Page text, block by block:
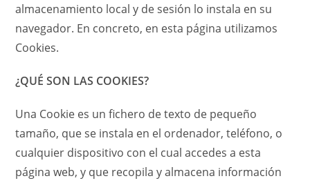
almacenamiento local y de sesión lo instala en su
navegador. En concreto, en esta página utilizamos
Cookies.
¿QUÉ SON LAS COOKIES?
Una Cookie es un fichero de texto de pequeño
tamaño, que se instala en el ordenador, teléfono, o
cualquier dispositivo con el cual accedes a esta
página web, y que recopila y almacena información